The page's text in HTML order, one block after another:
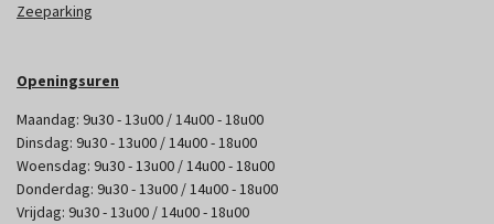
Zeeparking
Openingsuren
Maandag: 9u30 - 13u00 / 14u00 - 18u00
Dinsdag: 9u30 - 13u00 / 14u00 - 18u00
Woensdag: 9u30 - 13u00 / 14u00 - 18u00
Donderdag: 9u30 - 13u00 / 14u00 - 18u00
Vrijdag: 9u30 - 13u00 / 14u00 - 18u00